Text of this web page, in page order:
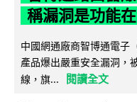
稱漏洞是功能
中國網通廠商智博通電
產品爆出嚴重安全漏洞，
線，旗...
閱讀全文